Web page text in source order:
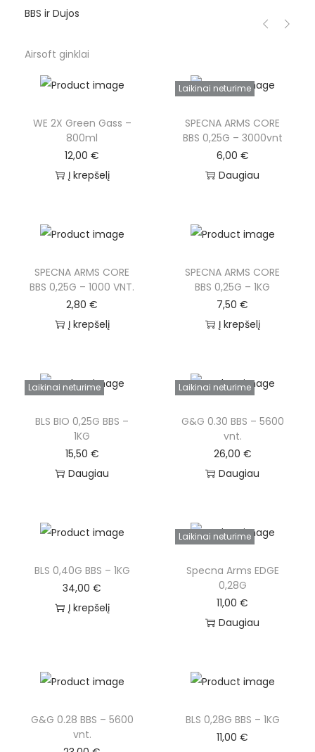
BBS ir Dujos
Airsoft ginklai
WE 2X Green Gass –
800ml
12,00€
Į krepšelį
Laikinai neturime
SPECNA ARMS CORE
BBS 0,25G – 3000vnt
6,00 €
Daugiau
SPECNA ARMS CORE
BBS 0,25G – 1000 VNT.
2,80€
Į krepšelį
SPECNA ARMS CORE
BBS 0,25G – 1KG
7,50€
Į krepšelį
Laikinai neturime
BLS BIO 0,25G BBS –
1KG
15,50 €
Daugiau
Laikinai neturime
G&G 0.30 BBS – 5600
vnt.
26,00 €
Daugiau
BLS 0,40G BBS – 1KG
34,00€
Į krepšelį
Laikinai neturime
Specna Arms EDGE
0,28G
11,00€
Daugiau
G&G 0.28 BBS – 5600
vnt.
BLS 0,28G BBS – 1KG
11,00€